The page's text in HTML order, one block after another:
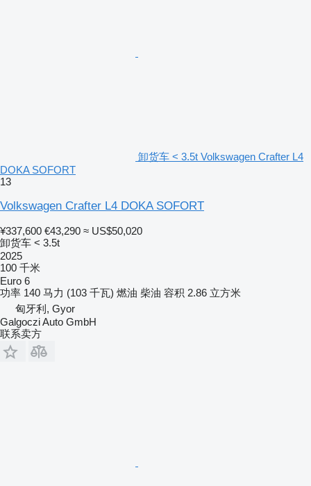
卸货车 < 3.5t Volkswagen Crafter L4
DOKA SOFORT
13
Volkswagen Crafter L4 DOKA SOFORT
¥337,600 €43,290 ≈ US$50,020
卸货车 < 3.5t
2025
100 千米
Euro 6
功率 140 马力 (103 千瓦) 燃油 柴油 容积 2.86 立方米
匈牙利, Gyor
Galgoczi Auto GmbH
联系卖方